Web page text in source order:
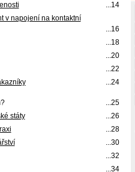
...14
v napojení na kontaktní
...16
...18
...20
...22
...24
...25
státy
...26
...28
...30
...32
...34